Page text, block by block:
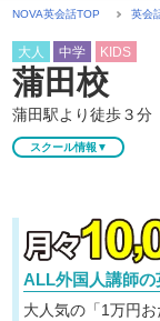
NOVA英会話TOP 英会
蒲田校
蒲田駅より徒歩３分
大人 中学 KIDS
スクール情報▼
ALL外国人講師の
大人気の「1万円